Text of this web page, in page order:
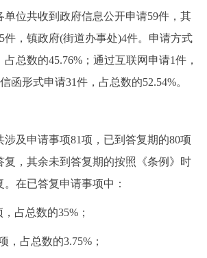
位共收到政府信息公开申请59件，其
件，镇政府(街道办事处)4件。申请方式
总数的45.76%；通过互联网申请1件，
函形式申请31件，占总数的52.54%。
及申请事项81项，已到答复期的80项
复，其余未到答复期的按照《条例》时
。在已答复申请事项中：
占总数的35%；
占总数的3.75%；